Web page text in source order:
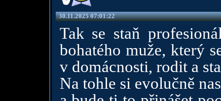
30.11.2025 07:01:22
Tak se staň
bohatého muže, který
v domácnosti, rodit a
Na tohle si evolučně